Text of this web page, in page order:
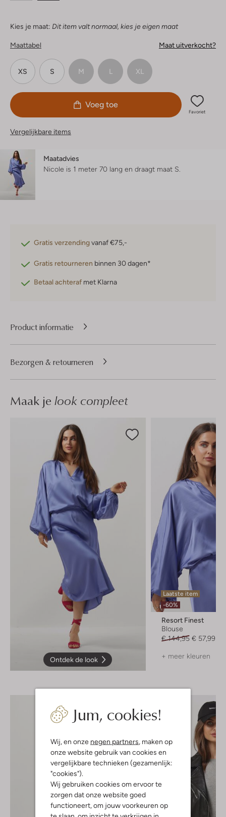
Jum, cookies!
Wij, en onze negen partners, maken op
onze website gebruik van cookies en
vergelijkbare technieken (gezamenlijk:
"cookies").
Wij gebruiken cookies om ervoor te
zorgen dat onze website goed
functioneert, om jouw voorkeuren op
Kies je maat: Dit item valt normaal, kies je eigen maat
Maattabel Maat uitverkocht?
XS S M L XL
Voeg toe
Favoriet
Vergelijkbare items
Maatadvies
Nicole is 1 meter 70 lang en draagt maat S.
Gratis verzendingvanaf €75,-
Gratis retourneren binnen 30 dagen*
Betaal achteraf met Klarna
Product informatie
Bezorgen & retourneren
Maak je look compleet
Ontdek de look
Laatste item
-60%
Resort Finest
Blouse
€ 144,95 € 57,99
+ meer kleuren